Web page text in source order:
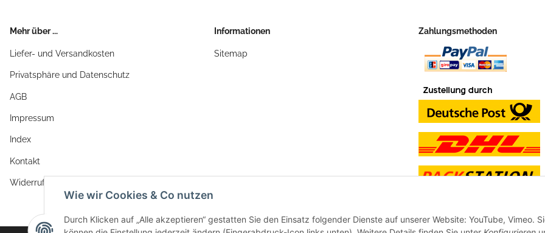
Mehr über ...
Liefer- und Versandkosten
Privatsphäre und Datenschutz
AGB
Impressum
Index
Kontakt
Widerrufsrecht
Informationen
Sitemap
Zahlungsmethoden
Wie wir Cookies & Co nutzen
Durch Klicken auf „Alle akzeptieren“ gestatten Sie den Einsatz folgender Dienste auf unserer Website: YouTube, Vimeo.